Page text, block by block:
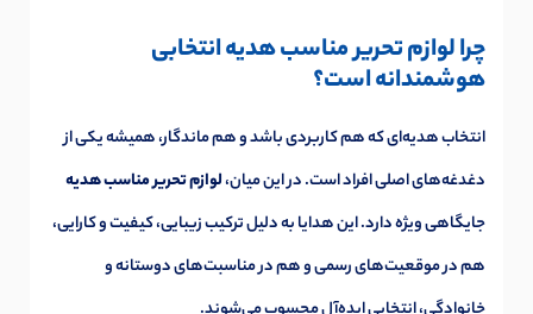
چرا لوازم تحریر مناسب هدیه انتخابی
هوشمندانه است؟
انتخاب هدیه‌ای که هم کاربردی باشد و هم ماندگار، همیشه یکی از
دغدغه‌های اصلی افراد است. در این میان،لوازم تحریر مناسب هدیه
جایگاهی ویژه دارد. این هدایا به دلیل ترکیب زیبایی، کیفیت و کارایی،
هم در موقعیت‌های رسمی و هم در مناسبت‌های دوستانه و